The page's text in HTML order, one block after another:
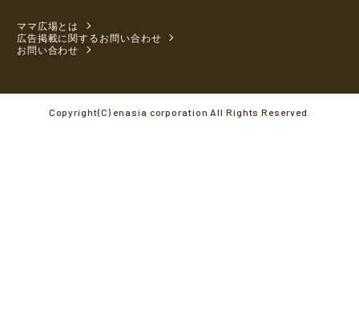
ママ広場とは
広告掲載に関するお問い合わせ
お問い合わせ
Copyright(C) enasia corporation All Rights Reserved.